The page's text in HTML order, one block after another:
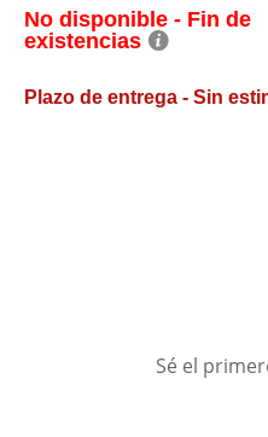
No disponible - Fin de
existencias
Plazo de entrega - Sin
Sé el